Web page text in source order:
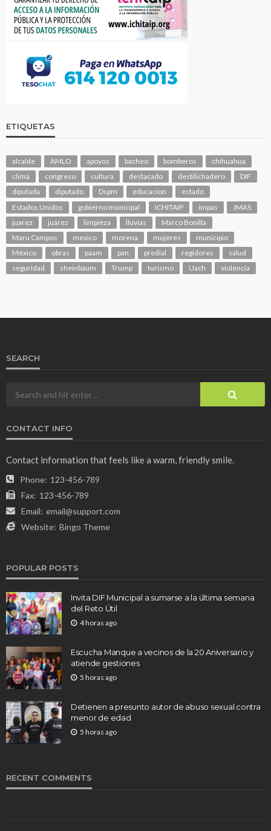
ETIQUETAS
alcalde AMLO apoyos bacheo bomberos
chihuahua
clima
congreso cultura destacado destilichadero
DIF
diputada
diputado Dspm educacion
estado
Estados Unidos
gobierno municipal ICHITAIP impas
JMAS
juarez
juárez limpieza lluvias
Marco Bonilla
Maru Campos
mexico morena mujeres
municipio
México
obras paam pan predial regidores
salud
seguridad
sheinbaum Trump turismo Uach violencia
SEARCH
CONTACT INFO
Contact information that feels like a warm, friendly smile.
Phone: 123-456-789
Fax: 123-456-789
Email: email@support.com
Website: Bingo Theme
POPULAR POSTS
Invita DIF Municipal a sumarse a la última semana
del Reto Útil
4 horas ago
Escucha Manque a vecinos de la 20 Aniversario y
atiende gestiones
5 horas ago
Detienen a presunto autor de abuso sexual contra
menor de edad
5 horas ago
RECENT COMMENTS